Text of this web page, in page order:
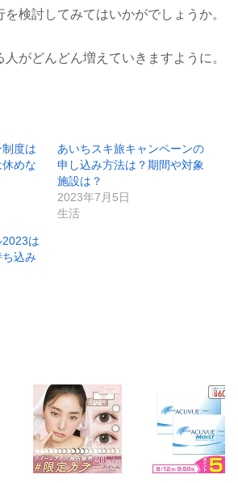
検討してみてはいかがでしょうか。
がどんどん増えていきますように。
度は
めな
あいちスキ旅キャンペーンの
申し込み方法は？期間や対象
施設は？
2023年7月5日
生活
は
込み